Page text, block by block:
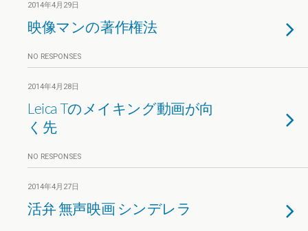
2014年4月29日
映像マンの著作権法
NO RESPONSES
2014年4月28日
Leica Tのメイキング動画が向
く先
NO RESPONSES
2014年4月27日
活弁 無声映画 シンデレラ